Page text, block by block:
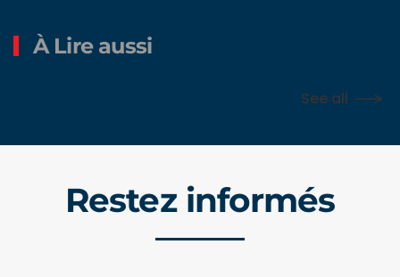
À Lire aussi
See all
Restez informés